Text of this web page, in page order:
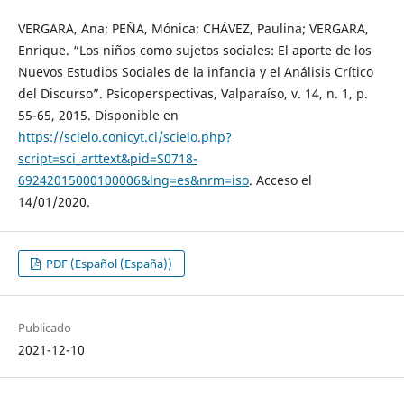
VERGARA, Ana; PEÑA, Mónica; CHÁVEZ, Paulina; VERGARA,
Enrique. “Los niños como sujetos sociales: El aporte de los
Nuevos Estudios Sociales de la infancia y el Análisis Crítico
del Discurso”. Psicoperspectivas, Valparaíso, v. 14, n. 1, p.
55-65, 2015. Disponible en
https://scielo.conicyt.cl/scielo.php?
script=sci_arttext&pid=S0718-
69242015000100006&lng=es&nrm=iso. Acceso el
14/01/2020.
PDF (Español (España))
Publicado
2021-12-10